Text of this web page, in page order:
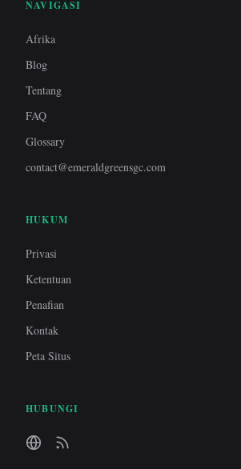
NAVIGASI
Afrika
Blog
Tentang
FAQ
Glossary
contact@emeraldgreensgc.com
HUKUM
Privasi
Ketentuan
Penafian
Kontak
Peta Situs
HUBUNGI